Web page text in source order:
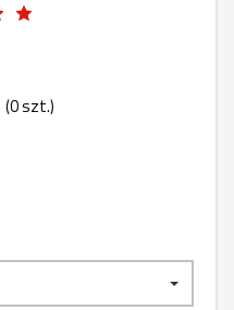
(0szt.)